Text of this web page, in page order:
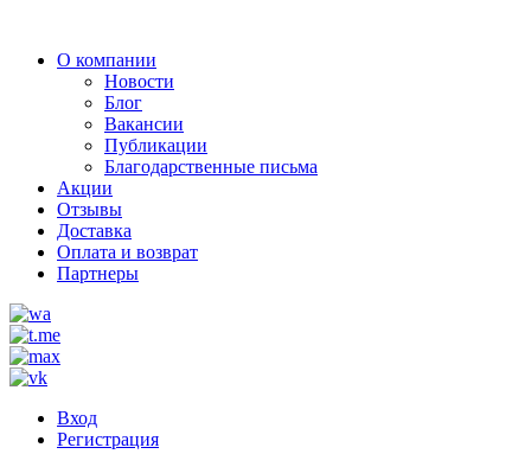
О компании
Новости
Блог
Вакансии
Публикации
Благодарственные письма
Акции
Отзывы
Доставка
Оплата и возврат
Партнеры
Вход
Регистрация